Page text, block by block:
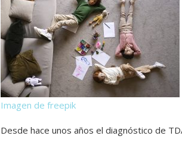
Imagen de freepik
Desde hace unos años el diagnóstico de